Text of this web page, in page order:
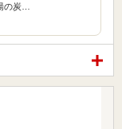
の炭…